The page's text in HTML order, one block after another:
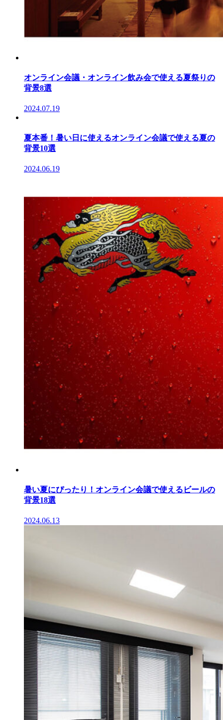
オンライン会議・オンライン飲み会で使える夏祭りの
背景8選
2024.07.19
夏本番！暑い日に使えるオンライン会議で使える夏の
背景10選
2024.06.19
暑い夏にぴったり！オンライン会議で使えるビールの
背景18選
2024.06.13